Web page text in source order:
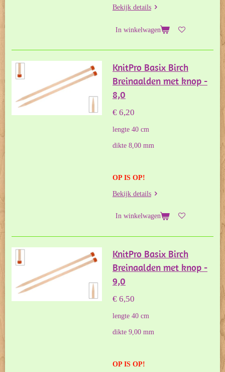
Bekijk details
In winkelwagen
KnitPro Basix Birch
Breinaalden met knop -
8,0
€ 6,20
lengte 40 cm
dikte 8,00 mm
OP IS OP!
Bekijk details
In winkelwagen
KnitPro Basix Birch
Breinaalden met knop -
9,0
€ 6,50
lengte 40 cm
dikte 9,00 mm
OP IS OP!